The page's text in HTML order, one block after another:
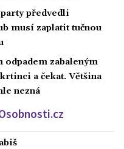
předvedli
musí zaplatit tučnou
odpadem zabaleným
a čekat. Většina
nezná